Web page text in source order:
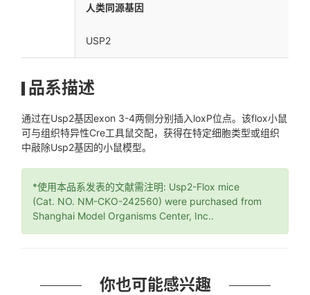
人类同源基因
USP2
品系描述
通过在Usp2基因exon 3-4两侧分别插入loxP位点。该flox小鼠
可与组织特异性Cre工具鼠交配，获得在特定细胞类型或组织
中敲除Usp2基因的小鼠模型。
*使用本品系发表的文献需注明: Usp2-Flox mice
(Cat. NO. NM-CKO-242560) were purchased from
Shanghai Model Organisms Center, Inc..
你也可能感兴趣